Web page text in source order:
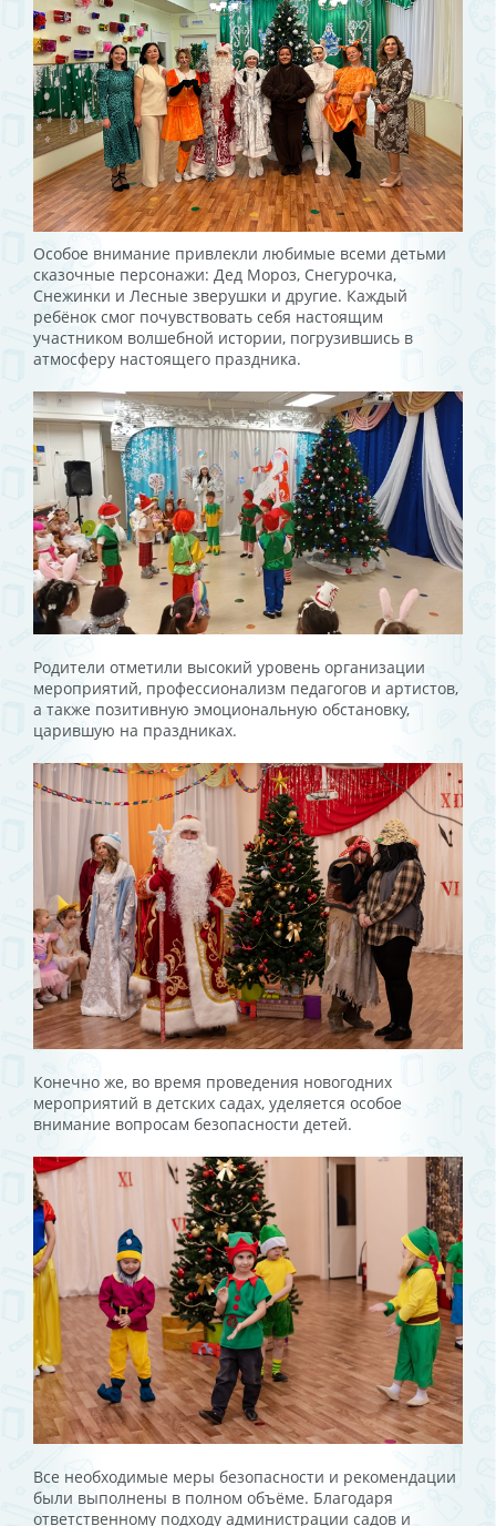
Особое внимание привлекли любимые всеми детьми
сказочные персонажи: Дед Мороз, Снегурочка,
Снежинки и Лесные зверушки и другие. Каждый
ребёнок смог почувствовать себя настоящим
участником волшебной истории, погрузившись в
атмосферу настоящего праздника.
Родители отметили высокий уровень организации
мероприятий, профессионализм педагогов и артистов,
а также позитивную эмоциональную обстановку,
царившую на праздниках.
Конечно же, во время проведения новогодних
мероприятий в детских садах, уделяется особое
внимание вопросам безопасности детей.
Все необходимые меры безопасности и рекомендации
были выполнены в полном объёме. Благодаря
ответственному подходу администрации садов и